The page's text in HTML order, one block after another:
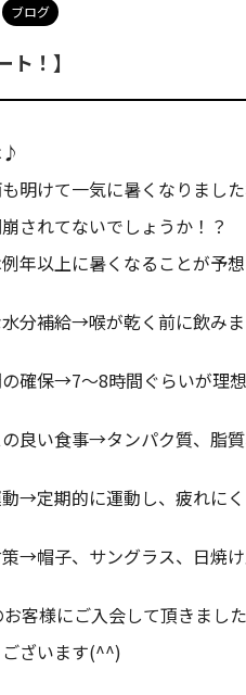
ト！】
ブログ
♪
明けて一気に暑くなりまし
されてないでしょうか！？
年以上に暑くなることが予
分補給→喉が乾く前に飲みま
確保→7〜8時間ぐらいが理想
良い食事→タンパク質、脂
→定期的に運動し、疲れにく
→帽子、サングラス、日焼け
客様にご入会して頂きました
ざいます(^^)